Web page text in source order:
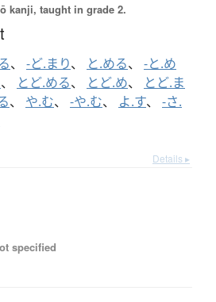
kanji, taught in grade 2.
、 -ど.まり、 と.める、 -と.め
、 とど.める、 とど.め、
とど.ま
、 や.む、 -や.む、 よ.す、 -さ.
Details ▸
specified